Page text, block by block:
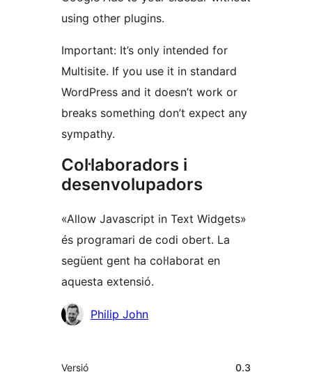
using other plugins.
Important: It’s only intended for
Multisite. If you use it in standard
WordPress and it doesn’t work or
breaks something don’t expect any
sympathy.
Col·laboradors i
desenvolupadors
«Allow Javascript in Text Widgets»
és programari de codi obert. La
següent gent ha col·laborat en
aquesta extensió.
Col·laboradors
Philip John
Meta
Versió 0.3